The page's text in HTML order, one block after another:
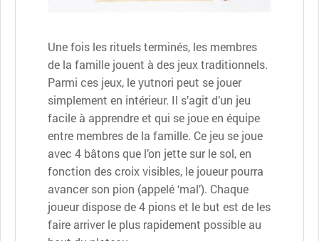
Une fois les rituels terminés, les membres
de la famille jouent à des jeux traditionnels.
Parmi ces jeux, le yutnori peut se jouer
simplement en intérieur. Il s’agit d’un jeu
facile à apprendre et qui se joue en équipe
entre membres de la famille. Ce jeu se joue
avec 4 bâtons que l’on jette sur le sol, en
fonction des croix visibles, le joueur pourra
avancer son pion (appelé ‘mal’). Chaque
joueur dispose de 4 pions et le but est de les
faire arriver le plus rapidement possible au